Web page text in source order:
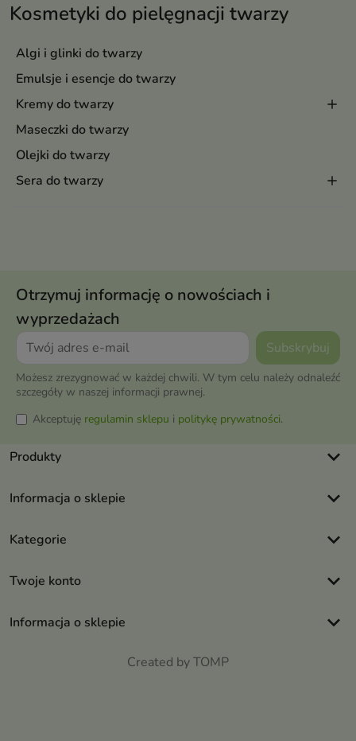
Kosmetyki do pielęgnacji twarzy
Algi i glinki do twarzy
Emulsje i esencje do twarzy
Kremy do twarzy
Maseczki do twarzy
Olejki do twarzy
Sera do twarzy
Otrzymuj informację o nowościach i
wyprzedażach
Możesz zrezygnować w każdej chwili. W tym celu należy odnaleźć
szczegóły w naszej informacji prawnej.
Akceptuję regulamin sklepu i politykę prywatności.
Produkty keyboard_arrow_down
Informacja o sklepie keyboard_arrow_down
Kategorie keyboard_arrow_down
Twoje konto keyboard_arrow_down
Informacja o sklepie keyboard_arrow_down
Created by TOMP